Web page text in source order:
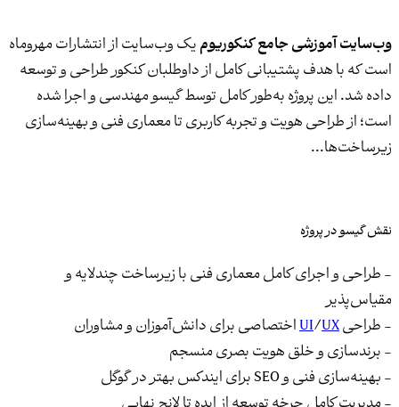
وب‌سایت آموزشی جامع کنکوریومیک وب‌سایت از انتشارات مهروماه
است که با هدف پشتیبانی کامل از داوطلبان کنکور طراحی و توسعه
داده شد. این پروژه به‌طور کامل توسط گیسو مهندسی و اجرا شده
است؛ از طراحی هویت و تجربه کاربری تا معماری فنی و بهینه‌سازی
زیرساخت‌ها...
نقش گیسو در پروژه
- طراحی و اجرای کامل معماری فنی با زیرساخت چندلایه و
مقیاس‌پذیر
- طراحی
UI/UX
اختصاصی برای دانش‌آموزان و مشاوران
- برندسازی و خلق هویت بصری منسجم
- بهینه‌سازی فنی و SEO برای ایندکس بهتر در گوگل